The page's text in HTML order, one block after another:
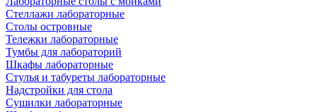
Стеллажи лабораторные
Столы островные
Тележки лабораторные
Тумбы для лабораторий
Шкафы лабораторные
Стулья и табуреты лабораторные
Надстройки для стола
Сушилки лабораторные